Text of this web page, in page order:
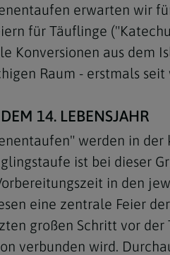
Mariä
erwarten wir
für Täuflinge
Konversionen aus dem
Raum - erstmals
14. LEBENSJAHR
werden in
ist bei dieser
in den
eine zentrale Feier
großen Schritt vor
verbunden wird.